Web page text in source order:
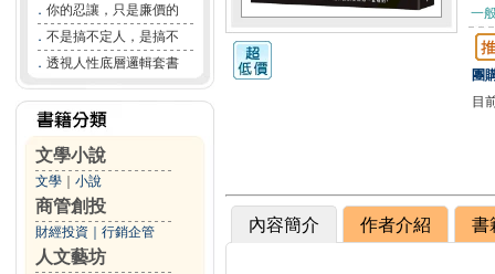
． 你的忍讓，只是廉價的
． 不是搞不定人，是搞不
． 透視人性底層邏輯套書
文學小說
文學 小說
商管創投
財經投資 行銷企管
人文藝坊
一
團
目
內容簡介 作者介紹 書